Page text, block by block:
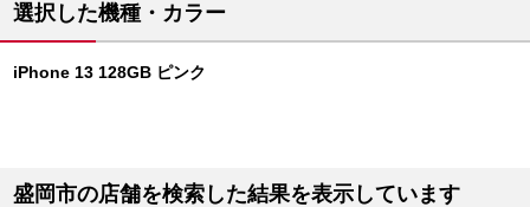
選択した機種・カラー
iPhone 13 128GB ピンク
盛岡市の店舗を検索した結果を表示しています